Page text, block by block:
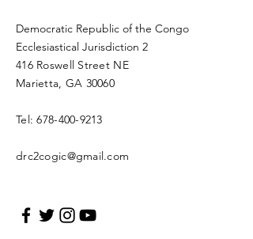
Democratic Republic of the Congo
Ecclesiastical Jurisdiction 2
416 Roswell Street NE
Marietta, GA 30060
Tel:678-400-9213
drc2cogic@gmail.com